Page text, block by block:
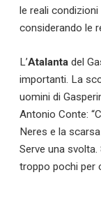
le reali
considerando le
L’Atalanta del
importanti. La
uomini di
Antonio Conte:
Neres e la
Serve una
troppo pochi per